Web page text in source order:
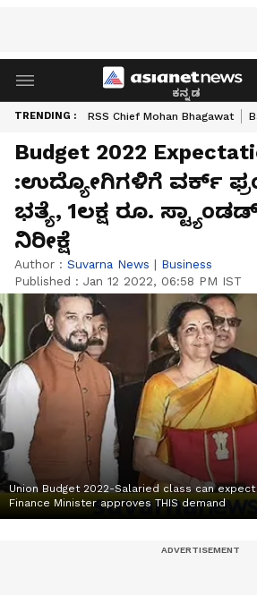
ಕನ್ನಡ
TRENDING : RSS Chief Mohan Bhagawat
Budget 2022
:ಉದ್ಯೋಗಿಗಳಿಗೆ ವರ್ಕ್
ಭತ್ಯೆ, 1ಲಕ್ಷ ರೂ.
ನಿರೀಕ್ಷೆ
Author : Suvarna News | Business
Published : Jan 12 2022, 06:58 PM IST
Union Budget 2022-Salaried class can
Finance Minister approves THIS demand